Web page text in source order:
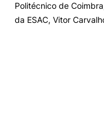
Politécnico de
da ESAC, Vitor